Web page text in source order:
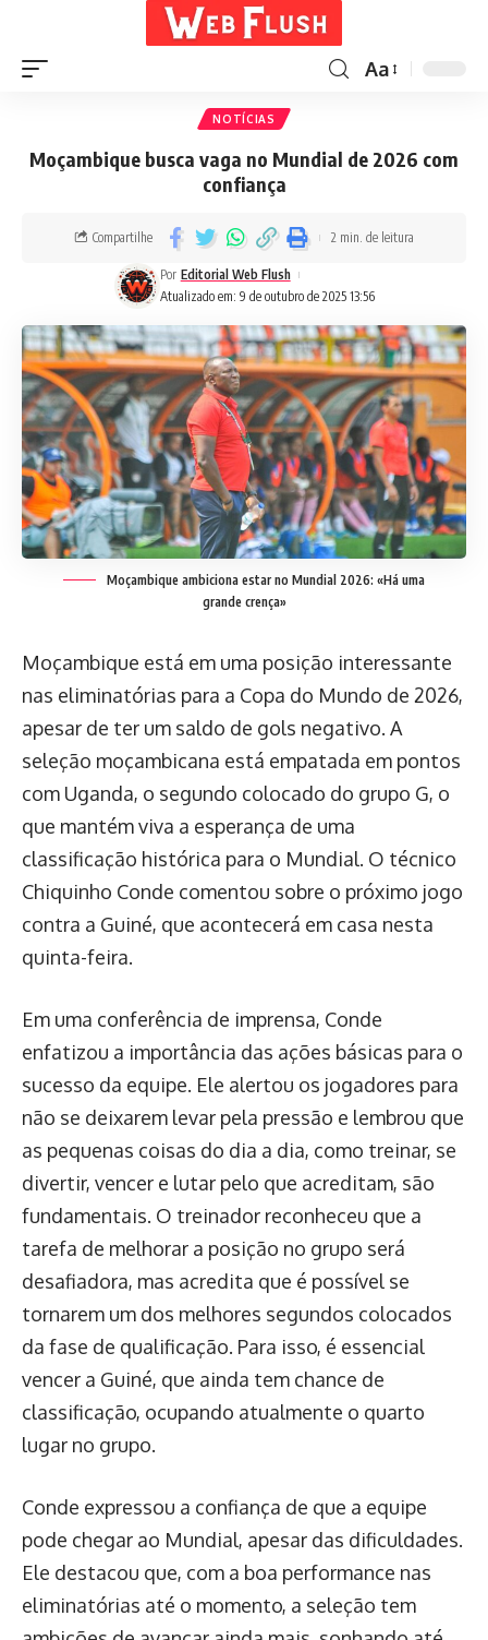
Aa
NOTÍCIAS
Moçambique busca vaga no Mundial de 2026 com
confiança
Atualizado em: 9 de outubro de 2025 13:56
Por Editorial Web Flush
Compartilhe 2 min. de leitura
Moçambique ambiciona estar no Mundial 2026: «Há uma
grande crença»
Moçambique está em uma posição interessante
nas eliminatórias para a Copa do Mundo de 2026,
apesar de ter um saldo de gols negativo. A
seleção moçambicana está empatada em pontos
com Uganda, o segundo colocado do grupo G, o
que mantém viva a esperança de uma
classificação histórica para o Mundial. O técnico
Chiquinho Conde comentou sobre o próximo jogo
contra a Guiné, que acontecerá em casa nesta
quinta-feira.
Em uma conferência de imprensa, Conde
enfatizou a importância das ações básicas para o
sucesso da equipe. Ele alertou os jogadores para
não se deixarem levar pela pressão e lembrou que
as pequenas coisas do dia a dia, como treinar, se
divertir, vencer e lutar pelo que acreditam, são
fundamentais. O treinador reconheceu que a
tarefa de melhorar a posição no grupo será
desafiadora, mas acredita que é possível se
tornarem um dos melhores segundos colocados
da fase de qualificação. Para isso, é essencial
vencer a Guiné, que ainda tem chance de
classificação, ocupando atualmente o quarto
lugar no grupo.
Conde expressou a confiança de que a equipe
pode chegar ao Mundial, apesar das dificuldades.
Ele destacou que, com a boa performance nas
eliminatórias até o momento, a seleção tem